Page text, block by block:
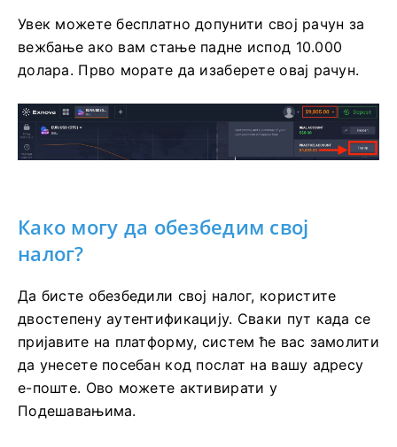
Увек можете бесплатно допунити свој рачун за
вежбање ако вам стање падне испод 10.000
долара. Прво морате да изаберете овај рачун.
Како могу да обезбедим свој
налог?
Да бисте обезбедили свој налог, користите
двостепену аутентификацију. Сваки пут када се
пријавите на платформу, систем ће вас замолити
да унесете посебан код послат на вашу адресу
е-поште. Ово можете активирати у
Подешавањима.